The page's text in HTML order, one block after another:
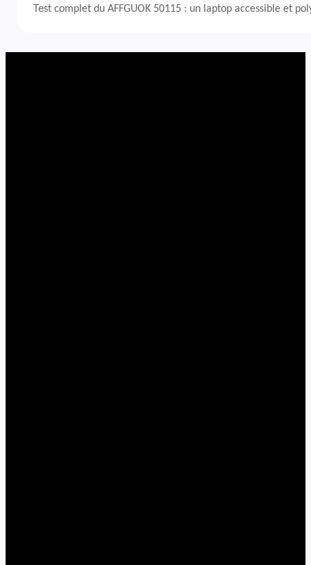
Test complet du AFFGUOK 50115 : un laptop accessible